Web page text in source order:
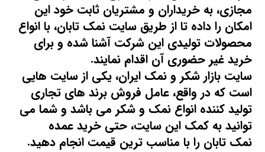
مجازی، به خریداران و مشتریان ثابت خود این
امکان را داده تا از طریقسایت نمک تابان، با انواع
محصولات تولیدی این شرکت آشنا شده و برای
خرید غیر حضوری آن اقدام نمایند.
سایت بازار شکر و نمک ایران، یکی از سایت هایی
است که در واقع، عامل فروش برند های تجاری
تولید کنندهانواع نمک و شکر می باشد و شما می
توانید به کمک این سایت، حتیخرید عمده
نمک تابان را با مناسب ترین قیمت انجام دهید.